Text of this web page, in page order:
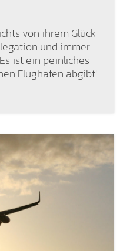
von ihrem Glück
und immer
ist ein peinliches
Flughafen abgibt!